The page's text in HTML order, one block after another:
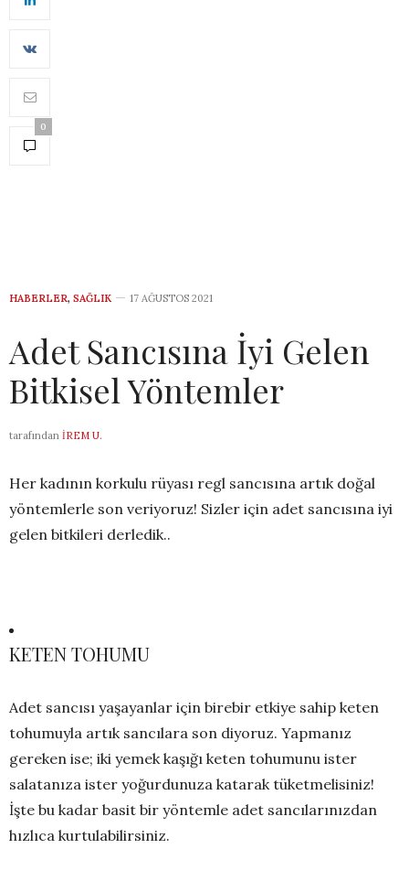
0
HABERLER, SAĞLIK 17 AĞUSTOS 2021
Adet Sancısına İyi Gelen
Bitkisel Yöntemler
tarafından İREM U.
Her kadının korkulu rüyası regl sancısına artık doğal
yöntemlerle son veriyoruz! Sizler için adet sancısına iyi
gelen bitkileri derledik..
KETEN TOHUMU
Adet sancısı yaşayanlar için birebir etkiye sahip keten
tohumuyla artık sancılara son diyoruz. Yapmanız
gereken ise; iki yemek kaşığı keten tohumunu ister
salatanıza ister yoğurdunuza katarak tüketmelisiniz!
İşte bu kadar basit bir yöntemle adet sancılarınızdan
hızlıca kurtulabilirsiniz.